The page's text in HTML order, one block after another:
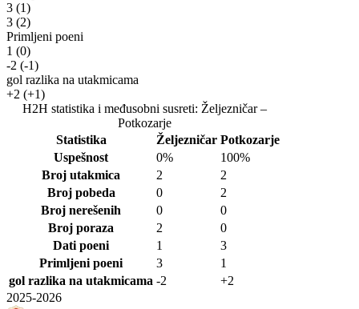
3 (1)
3 (2)
Primljeni poeni
1 (0)
-2 (-1)
gol razlika na utakmicama
+2 (+1)
H2H statistika i međusobni susreti: Željezničar –
Potkozarje
Statistika
Željezničar Potkozarje
Uspešnost
0%
100%
Broj utakmica
2
2
Broj pobeda
0
2
Broj nerešenih
0
0
Broj poraza
2
0
Dati poeni
1
3
Primljeni poeni
3
1
gol razlika na utakmicama -2
+2
2025-2026